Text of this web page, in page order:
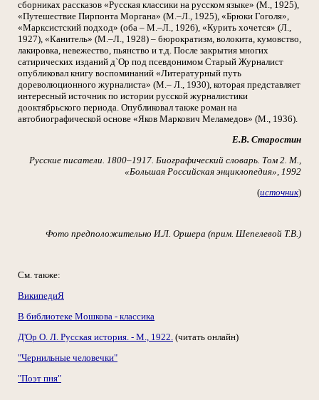
сборниках рассказов «Русская классики на русском языке» (М., 1925),
«Путешествие Пирпонта Моргана» (М.–Л., 1925), «Брюки Гоголя»,
«Марксистский подход» (оба – М.–Л., 1926), «Курить хочется» (Л.,
1927), «Канитель» (М.–Л., 1928) – бюрократизм, волокита, кумовство,
лакировка, невежество, пьянство и т.д. После закрытия многих
сатирических изданий д`Ор под псевдонимом Старый Журналист
опубликовал книгу воспоминаний «Литературный путь
дореволюционного журналиста» (М.– Л., 1930), которая представляет
интересный источник по истории русской журналистики
дооктябрьского периода. Опубликовал также роман на
автобиографической основе «Яков Маркович Меламедов» (М., 1936).
Е.В. Старостин
Русские писатели. 1800–1917. Биографический словарь. Том 2. М.,
«Большая Российская энциклопедия», 1992
(источник)
Фото предположительно И.Л. Оршера (прим. Шепелевой Т.В.)
См. также:
ВикипедиЯ
В библиотеке Мошкова - классика
Д'Ор О. Л. Русская история. - М., 1922. (читать онлайн)
"Чернильные человечки"
"Поэт пня"